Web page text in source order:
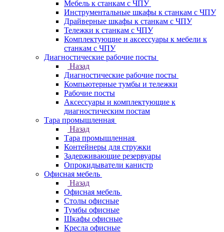
Мебель к станкам с ЧПУ
Инструментальные шкафы к станкам с ЧПУ
Драйверные шкафы к станкам с ЧПУ
Тележки к станкам с ЧПУ
Комплектующие и аксессуары к мебели к
станкам с ЧПУ
Диагностические рабочие посты
Назад
Диагностические рабочие посты
Компьютерные тумбы и тележки
Рабочие посты
Аксессуары и комплектующие к
диагностическим постам
Тара промышленная
Назад
Тара промышленная
Контейнеры для стружки
Задерживающие резервуары
Опрокидыватели канистр
Офисная мебель
Назад
Офисная мебель
Столы офисные
Тумбы офисные
Шкафы офисные
Кресла офисные